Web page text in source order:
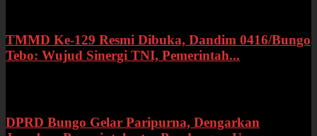
TMMD Ke-129 Resmi Dibuka, Dandim 0416/Bungo
Tebo: Wujud Sinergi TNI, Pemerintah...
DPRD Bungo Gelar Paripurna, Dengarkan